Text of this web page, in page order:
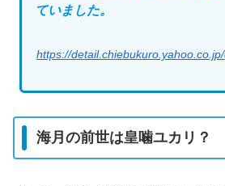
ていました。
https://
海月の前世は皇噛ユカリ？